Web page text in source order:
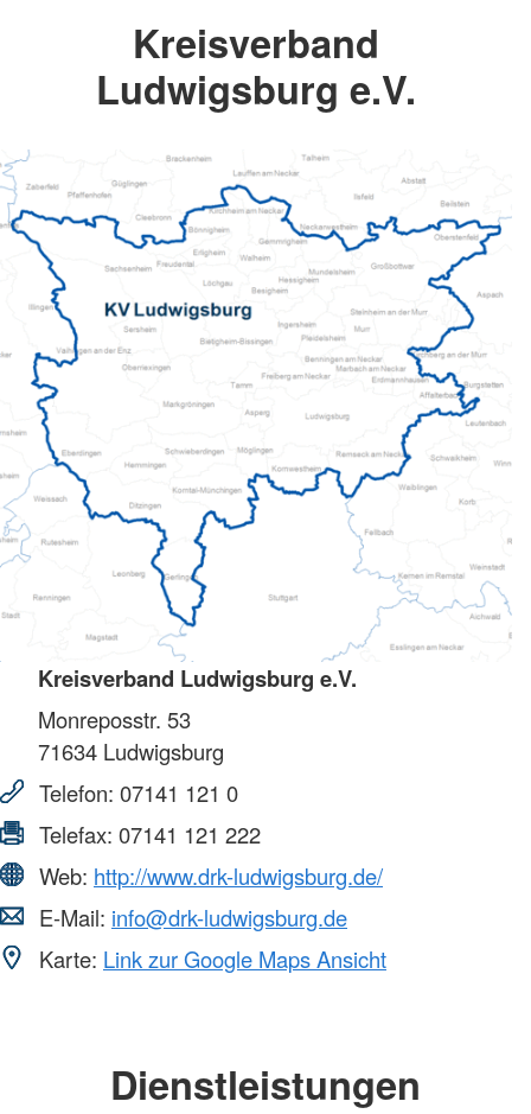
Kreisverband
Ludwigsburg e.V.
Kreisverband Ludwigsburg e.V.
Monreposstr. 53
71634 Ludwigsburg
Telefon: 07141 121 0
Telefax: 07141 121 222
Web: http://www.drk-ludwigsburg.de/
E-Mail: info@drk-ludwigsburg.de
Karte: Link zur Google Maps Ansicht
Dienstleistungen